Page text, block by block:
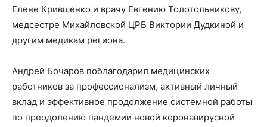
Елене Крившенко и врачу Евгению Толотольникову,
медсестре Михайловской ЦРБ Виктории Дудкиной и
другим медикам региона.
Андрей Бочаров поблагодарил медицинских
работников за профессионализм, активный личный
вклад и эффективное продолжение системной работы
по преодолению пандемии новой коронавирусной